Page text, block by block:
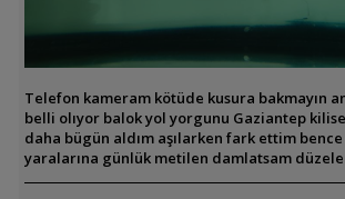
Telefon kameram kötüde kusura bakmayın
belli olıyor balok yol yorgunu Gaziantep
daha bügün aldım aşılarken fark ettim
yaralarına günlük metilen damlatsam